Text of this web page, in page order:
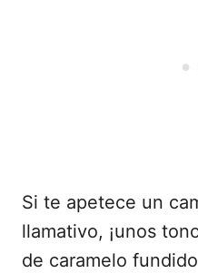
Si te apetece un
llamativo, ¡unos
de caramelo